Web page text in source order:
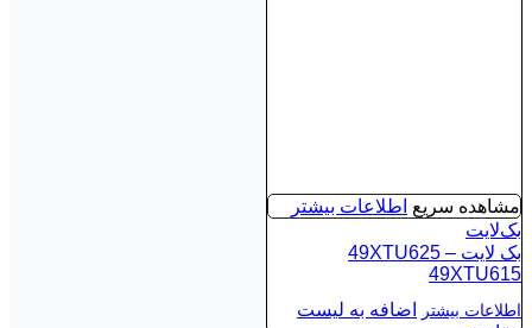
مشاهده سریع اطلاعات بیشتر
بک‌لایت
بک لايت 49XTU625 –
49XTU615
اطلاعات بیشتر
اضافه به لیست